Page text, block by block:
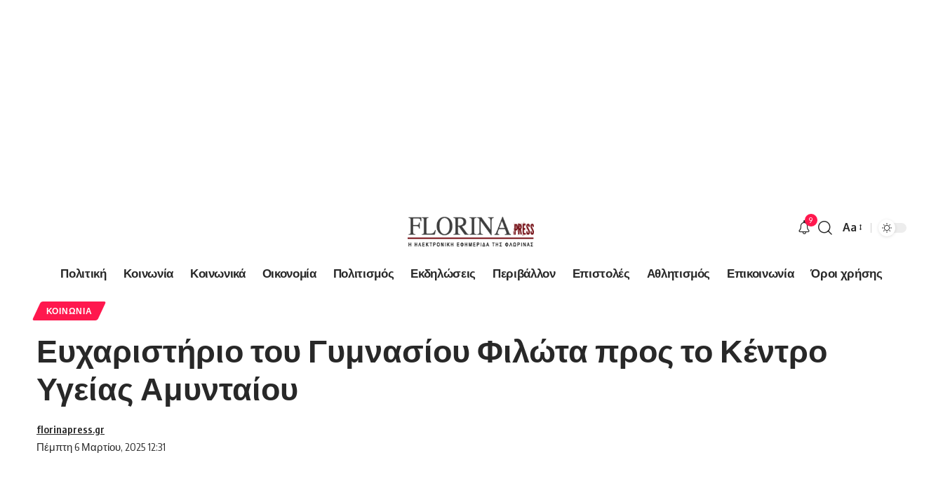
9
Font
Aa
Πολιτική Κοινωνία Κοινωνικά Οικονομία Πολιτισμός Εκδηλώσεις Περιβάλλον Επιστολές Αθλητισμός Επικοινωνία Όροι χρήσης
ΚΟΙΝΩΝΊΑ
Ευχαριστήριο του Γυμνασίου Φιλώτα προς το Κέντρο
Υγείας Αμυνταίου
Πέμπτη 6 Μαρτίου, 2025 12:31
florinapress.gr